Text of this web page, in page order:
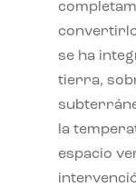
se ha
tierra,
la
espacio